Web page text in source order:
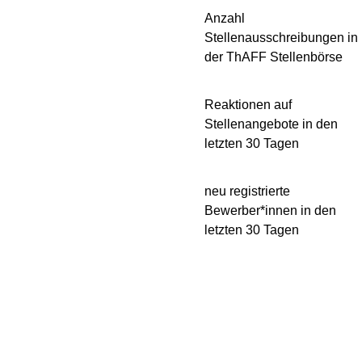
Es befinden sich 4207
Anzahl
Stellenausschreibungen in
der ThAFF Stellenbörse
Es gab 8465 Reaktionen auf Stellenangebote in
Reaktionen auf
Stellenangebote in den
letzten 30 Tagen
Es gibt 496
neu registrierte
Bewerber*innen in den
letzten 30 Tagen